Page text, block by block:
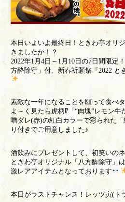
本日いよいよ最終日！ときわ亭オリ
きましたか！？
2022年1月4日～1月10日の7日間限定
方酔除守」付、新春祈願祭『2022 と
素敵な一年になることを願って食べ
よ～く見たら虎柄⁉「“肉塊”レモン
噌ダレ(赤)の紅白カラーで彩られた
り付きでご用意しました♪
酒飲みにプレゼントして、初笑いの
ときわ亭オリジナル「八方酔除守」
激レアアイテムとなっております
本日がラストチャンス！レッツ寅(ト